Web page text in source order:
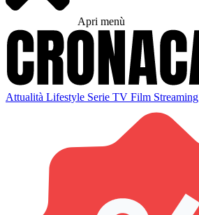
Apri menù
Attualità Lifestyle Serie TV Film Streaming